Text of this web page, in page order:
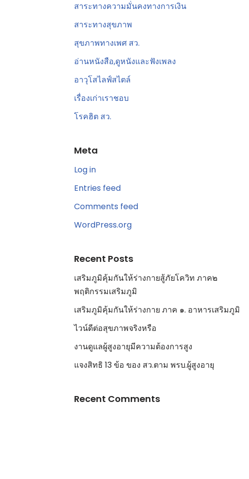
สาระทางความมั่นคงทางการเงิน
สาระทางสุขภาพ
สุขภาพทางเพศ สว.
อ่านหนังสือ,ดูหนังและฟังเพลง
อาวุโสไลฟ์สไตล์
เรื่องเก่าเราชอบ
โรคฮิต สว.
Meta
Log in
Entries feed
Comments feed
WordPress.org
Recent Posts
เสริมภูมิคุ้มกันให้ร่างกายสู้ภัยโควิท ภาค๒
พฤติกรรมเสริมภูมิ
เสริมภูมิคุ้มกันให้ร่างกาย ภาค ๑. อาหารเสริมภูมิ
ไวน์ดีต่อสุขภาพจริงหรือ
งานดูแลผู้สูงอายุมีความต้องการสูง
แจงสิทธิ 13 ข้อ ของ สว.ตาม พรบ.ผู้สูงอายุ
Recent Comments